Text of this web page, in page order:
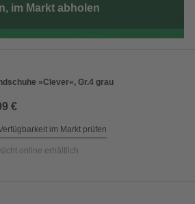
im Markt abholen
»Clever«, Gr.4 grau
€
im Markt prüfen
Nicht online erhältlich